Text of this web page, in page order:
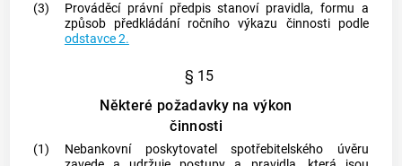
(3)
Prováděcí právní předpis stanoví pravidla, formu a
způsob předkládání ročního výkazu činnosti podle
odstavce 2.
§ 15
Některé požadavky na výkon
činnosti
(1) Nebankovní poskytovatel
spotřebitelského úvěru